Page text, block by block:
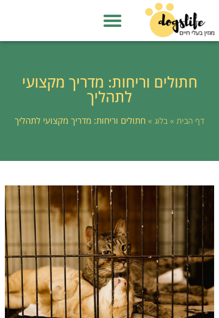
חתולים וריחות: מדריך מקצועי
לתהליך
דף הבית »בלוג » חתולים וריחות: מדריך מקצועי לתהליך